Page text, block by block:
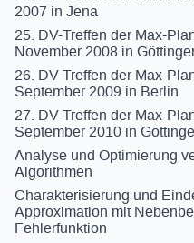
2007 in Jena
25. DV-Treffen der Max-
November 2008 in
26. DV-Treffen der Max-
September 2009 in Berlin
27. DV-Treffen der Max-
September 2010 in
Analyse und Optimierung
Algorithmen
Charakterisierung und
Approximation mit
Fehlerfunktion